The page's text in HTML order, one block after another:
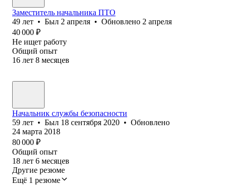
Заместитель начальника ПТО
49 лет • Был 2 апреля • Обновлено 2 апреля
40 000 ₽
Не ищет работу
Общий опыт
16 лет 8 месяцев
Начальник службы безопасности
59 лет • Был 18 сентября 2020 • Обновлено
24 марта 2018
80 000 ₽
Общий опыт
18 лет 6 месяцев
Другие резюме
Ещё 1 резюме